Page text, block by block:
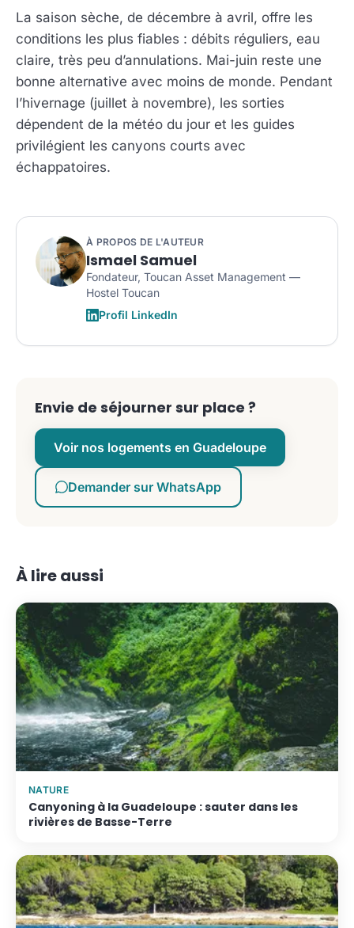
La saison sèche, de décembre à avril, offre les
conditions les plus fiables : débits réguliers, eau
claire, très peu d’annulations. Mai-juin reste une
bonne alternative avec moins de monde. Pendant
l’hivernage (juillet à novembre), les sorties
dépendent de la météo du jour et les guides
privilégient les canyons courts avec
échappatoires.
À PROPOS DE L'AUTEUR
Ismael Samuel
Fondateur, Toucan Asset Management —
Hostel Toucan
Profil LinkedIn
Envie de séjourner sur place ?
Voir nos logements en Guadeloupe
Demander sur WhatsApp
À lire aussi
NATURE
Canyoning à la Guadeloupe : sauter dans les
rivières de Basse-Terre